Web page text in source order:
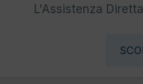
L'Assistenza